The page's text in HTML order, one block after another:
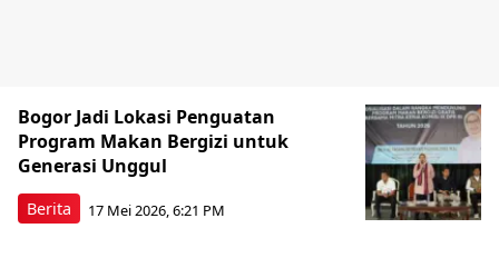
Berita
Bogor Jadi Lokasi Penguatan
Program Makan Bergizi untuk
Generasi Unggul
17 Mei 2026, 6:21 PM